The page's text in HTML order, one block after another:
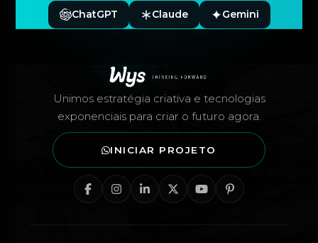
ChatGPT Claude Gemini
Unimos estratégia criativa e tecnologias
exponenciais para criar o futuro agora.
INICIAR PROJETO